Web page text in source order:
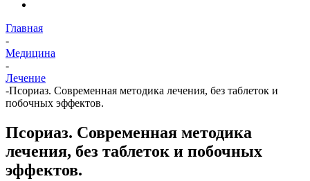
Главная
-
Медицина
-
Лечение
-Псориаз. Современная методика лечения, без таблеток и
побочных эффектов.
Псориаз. Современная методика
лечения, без таблеток и побочных
эффектов.